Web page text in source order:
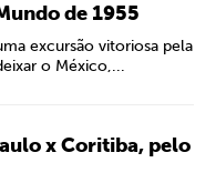
de 1955
excursão vitoriosa pela
o México,...
x Coritiba, pelo